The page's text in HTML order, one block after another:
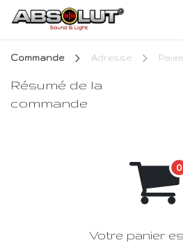
Se rendre au contenu
Commande Adresse
Résumé de la
commande
Votre panier